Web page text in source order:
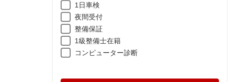
1日車検
夜間受付
整備保証
1級整備士在籍
コンピューター診断